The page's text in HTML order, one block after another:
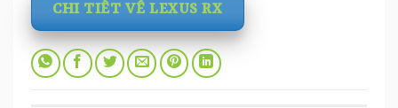
CHI TIẾT VỀ LEXUS RX